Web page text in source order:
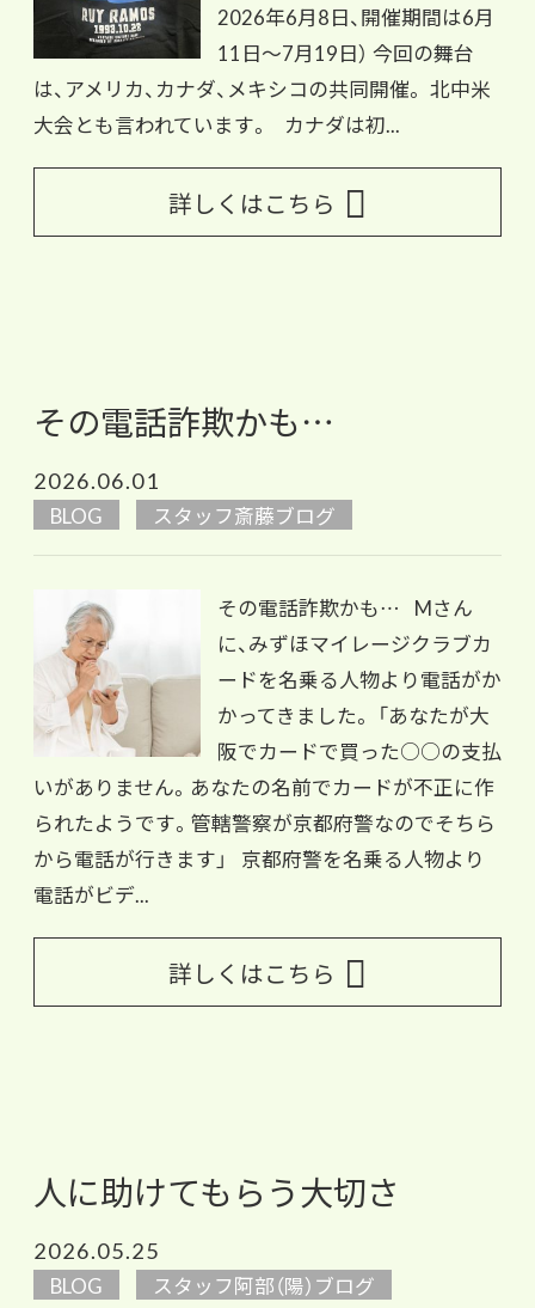
2026年6月8日、開催期間は6月
11日〜7月19日） 今回の舞台
は、アメリカ、カナダ、メキシコの共同開催。 北中米
大会とも言われています。 カナダは初...
詳しくはこちら
その電話詐欺かも…
2026.06.01
BLOG スタッフ斎藤ブログ
その電話詐欺かも… Mさん
に、みずほマイレージクラブカ
ードを名乗る人物より電話がか
かってきました。 「あなたが大
阪でカードで買った○○の支払
いがありません。あなたの名前でカードが不正に作
られたようです。管轄警察が京都府警なのでそちら
から電話が行きます」 京都府警を名乗る人物より
電話がビデ...
詳しくはこちら
人に助けてもらう大切さ
2026.05.25
BLOG スタッフ阿部（陽）ブログ